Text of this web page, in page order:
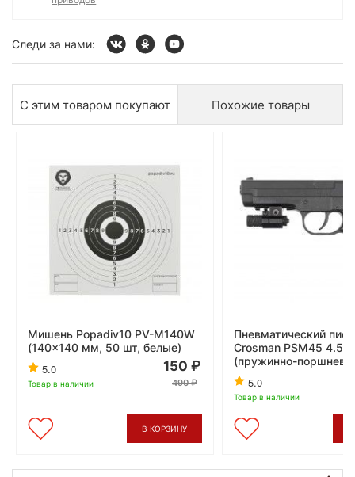
Следи за нами:
С этим товаром покупают Похожие товары
Мишень Popadiv10 PV-M140W
(140x140 мм, 50 шт, белые)
5.0
Товар в наличии
150
490
В КОРЗИНУ
Пневматический
Crosman PSM45 4.5
(пружинно-
5.0
Товар в наличии